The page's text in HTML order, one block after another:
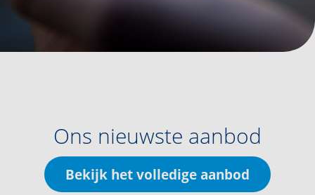
Ons nieuwste aanbod
Bekijk het volledige aanbod